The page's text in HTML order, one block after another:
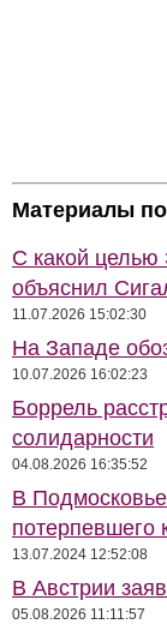
Материалы
С какой
объяснил
11.07.2026 15:02:30
На Западе
10.07.2026 16:02:23
Боррель
солидарности
04.08.2026 16:35:52
В
потерпевшего
13.07.2024 12:52:08
В Австрии
05.08.2026 11:11:57